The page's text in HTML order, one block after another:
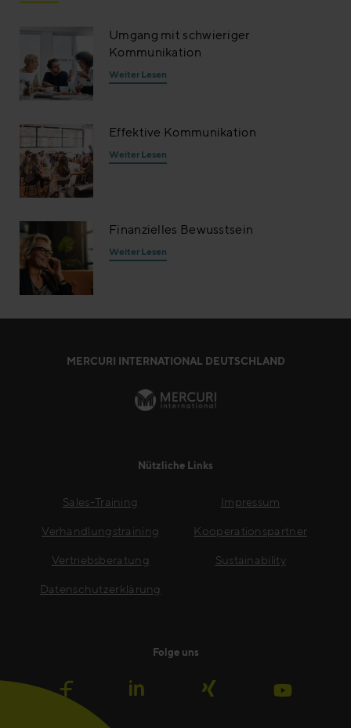
Umgang mit schwieriger
Kommunikation
Weiter Lesen
Effektive Kommunikation
Weiter Lesen
Finanzielles Bewusstsein
Weiter Lesen
MERCURI INTERNATIONAL DEUTSCHLAND
Nützliche Links
Sales-Training
Verhandlungstraining
Vertriebsberatung
Datenschutzerklärung
Impressum
Kooperationspartner
Sustainability
Folge uns